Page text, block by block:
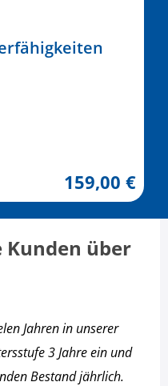
159,00 €
Kunden über
Jahren in unserer
3 Jahre ein und
Bestand jährlich.